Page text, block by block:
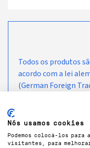
Todos os produtos
acordo com a lei
(German Foreign
alterações
a permanecer no
Cliente.
Nós usamos cookies
Podemos colocá-los para
visitantes, para